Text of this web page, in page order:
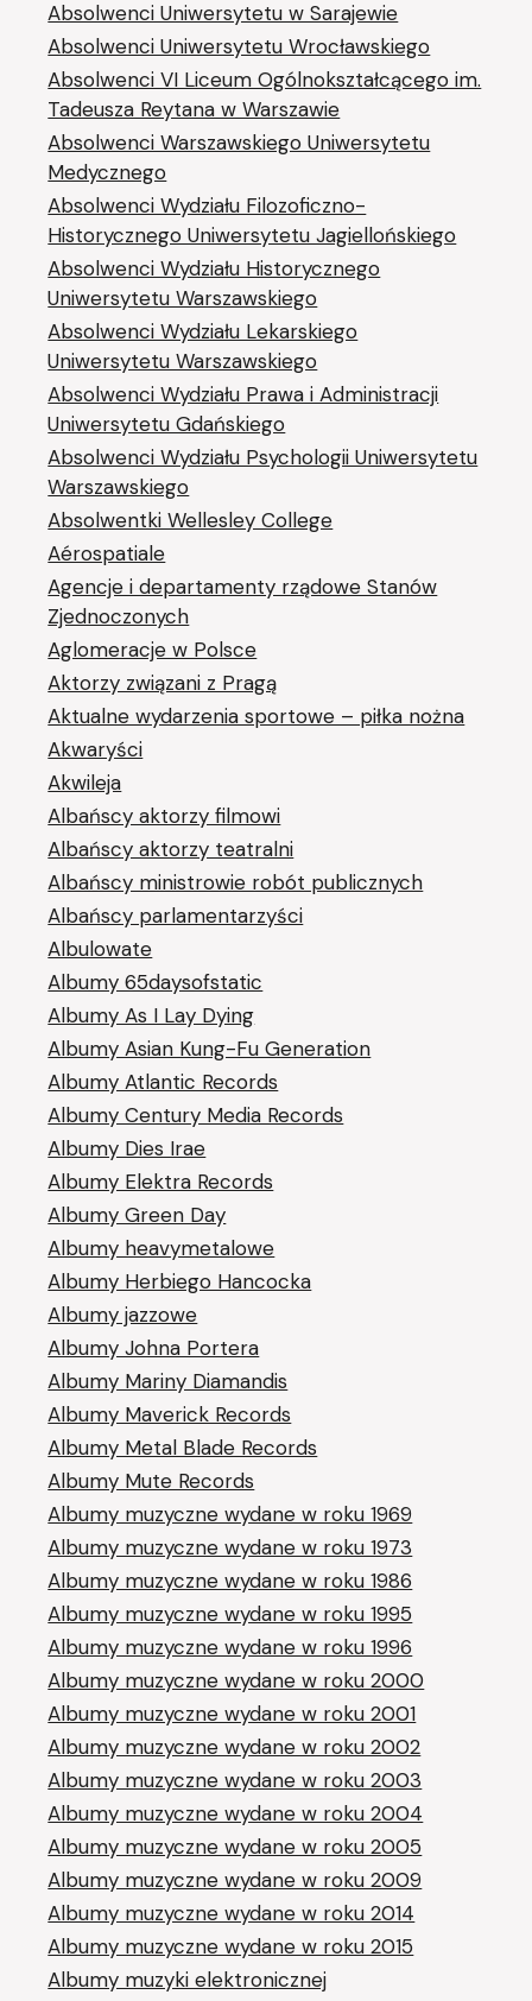
Absolwenci Uniwersytetu w Sarajewie
Absolwenci Uniwersytetu Wrocławskiego
Absolwenci VI Liceum Ogólnokształcącego im.
Tadeusza Reytana w Warszawie
Absolwenci Warszawskiego Uniwersytetu
Medycznego
Absolwenci Wydziału Filozoficzno-
Historycznego Uniwersytetu Jagiellońskiego
Absolwenci Wydziału Historycznego
Uniwersytetu Warszawskiego
Absolwenci Wydziału Lekarskiego
Uniwersytetu Warszawskiego
Absolwenci Wydziału Prawa i Administracji
Uniwersytetu Gdańskiego
Absolwenci Wydziału Psychologii Uniwersytetu
Warszawskiego
Absolwentki Wellesley College
Aérospatiale
Agencje i departamenty rządowe Stanów
Zjednoczonych
Aglomeracje w Polsce
Aktorzy związani z Pragą
Aktualne wydarzenia sportowe – piłka nożna
Akwaryści
Akwileja
Albańscy aktorzy filmowi
Albańscy aktorzy teatralni
Albańscy ministrowie robót publicznych
Albańscy parlamentarzyści
Albulowate
Albumy 65daysofstatic
Albumy As I Lay Dying
Albumy Asian Kung-Fu Generation
Albumy Atlantic Records
Albumy Century Media Records
Albumy Dies Irae
Albumy Elektra Records
Albumy Green Day
Albumy heavymetalowe
Albumy Herbiego Hancocka
Albumy jazzowe
Albumy Johna Portera
Albumy Mariny Diamandis
Albumy Maverick Records
Albumy Metal Blade Records
Albumy Mute Records
Albumy muzyczne wydane w roku 1969
Albumy muzyczne wydane w roku 1973
Albumy muzyczne wydane w roku 1986
Albumy muzyczne wydane w roku 1995
Albumy muzyczne wydane w roku 1996
Albumy muzyczne wydane w roku 2000
Albumy muzyczne wydane w roku 2001
Albumy muzyczne wydane w roku 2002
Albumy muzyczne wydane w roku 2003
Albumy muzyczne wydane w roku 2004
Albumy muzyczne wydane w roku 2005
Albumy muzyczne wydane w roku 2009
Albumy muzyczne wydane w roku 2014
Albumy muzyczne wydane w roku 2015
Albumy muzyki elektronicznej